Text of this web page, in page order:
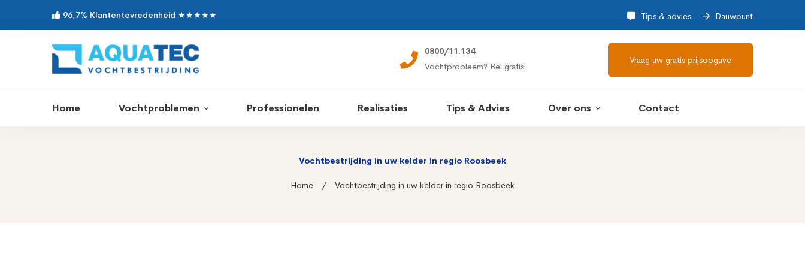
96,7% Klantentevredenheid ★★★★★ Tips & advies Dauwpunt
0800/11.134
Vochtprobleem? Bel gratis
Vraag uw gratis prijsopgave
Home Vochtproblemen Professionelen Realisaties Tips & Advies Over ons Contact
Vochtbestrijding in uw kelder in regio Roosbeek
Home Vochtbestrijding in uw kelder in regio Roosbeek